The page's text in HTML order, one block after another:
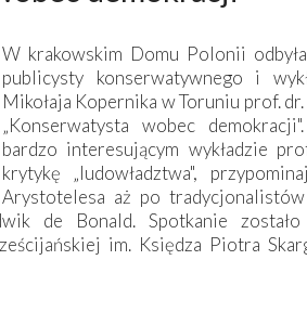
W krakowskim Domu Polonii
publicysty konserwatywnego i
Mikołaja Kopernika w Toruniu prof.
„Konserwatysta wobec
bardzo interesującym wykładzie
krytykę „ludowładztwa",
Arystotelesa aż po
de Bonald. Spotkanie zostało
im. Księdza Piotra